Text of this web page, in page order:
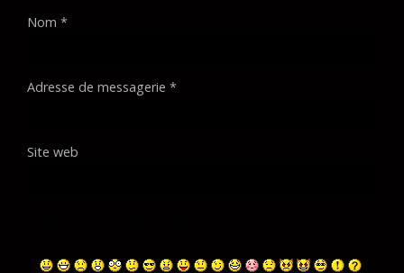
Nom *
Adresse de messagerie *
Site web